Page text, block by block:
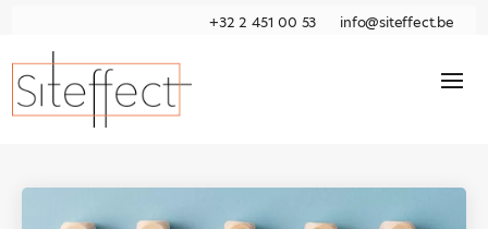
+32 2 451 00 53 info@siteffect.be